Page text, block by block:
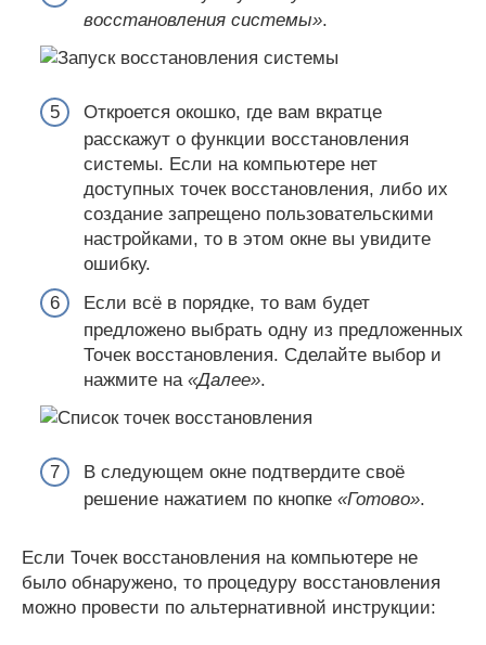
восстановления системы».
Откроется окошко, где вам вкратце
расскажут о функции восстановления
системы. Если на компьютере нет
доступных точек восстановления, либо их
создание запрещено пользовательскими
настройками, то в этом окне вы увидите
ошибку.
Если всё в порядке, то вам будет
предложено выбрать одну из предложенных
Точек восстановления. Сделайте выбор и
нажмите на «Далее».
В следующем окне подтвердите своё
решение нажатием по кнопке «Готово».
Если Точек восстановления на компьютере не
было обнаружено, то процедуру восстановления
можно провести по альтернативной инструкции: